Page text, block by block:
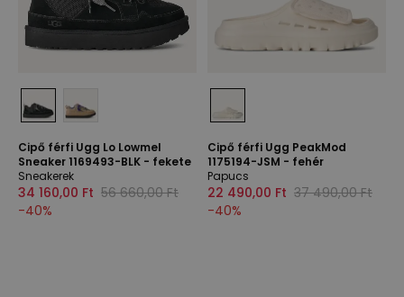
Cipő férfi Ugg Lo Lowmel
Sneaker 1169493-BLK - fekete
Sneakerek
34 160,00 Ft 56 660,00 Ft
-40%
Cipő férfi Ugg PeakMod
1175194-JSM - fehér
Papucs
22 490,00 Ft 37 490,00 Ft
-40%